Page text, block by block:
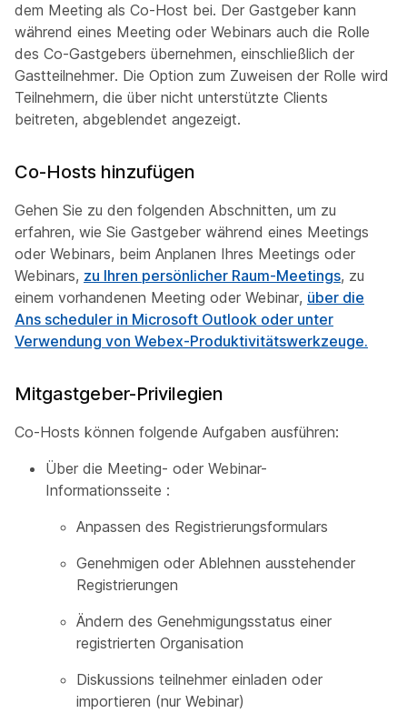
dem Meeting als Co-Host bei. Der Gastgeber kann
während eines Meeting oder Webinars auch die Rolle
des Co-Gastgebers übernehmen, einschließlich der
Gastteilnehmer. Die Option zum Zuweisen der Rolle wird
Teilnehmern, die über nicht unterstützte Clients
beitreten, abgeblendet angezeigt.
Co-Hosts hinzufügen
Gehen Sie zu den folgenden Abschnitten, um zu
erfahren, wie Sie Gastgeber während eines Meetings
oder Webinars, beim Anplanen Ihres Meetings oder
Webinars, zu Ihren persönlicher Raum-Meetings, zu
einem vorhandenen Meeting oder Webinar, über die
Ans scheduler in Microsoft Outlook oder unter
Verwendung von Webex-Produktivitätswerkzeuge.
Mitgastgeber-Privilegien
Co-Hosts können folgende Aufgaben ausführen:
Über die Meeting- oder Webinar-
Informationsseite :
Anpassen des Registrierungsformulars
Genehmigen oder Ablehnen ausstehender
Registrierungen
Ändern des Genehmigungsstatus einer
registrierten Organisation
Diskussions teilnehmer einladen oder
importieren (nur Webinar)